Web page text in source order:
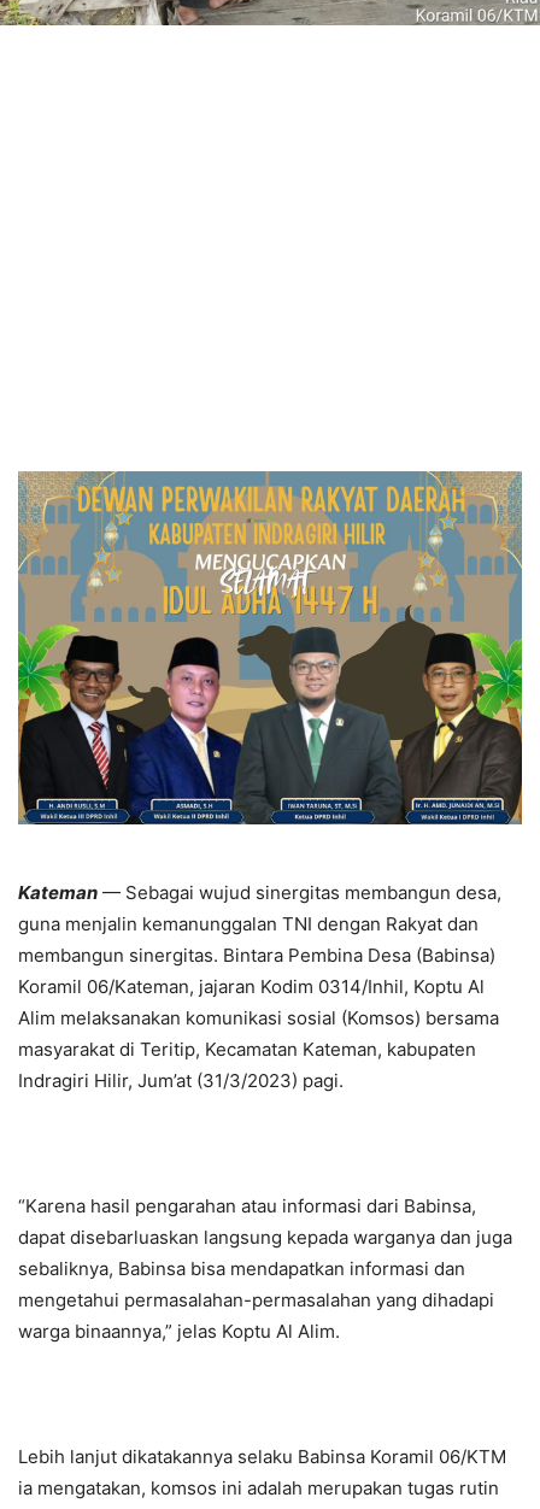
Kateman — Sebagai wujud sinergitas membangun desa,
guna menjalin kemanunggalan TNI dengan Rakyat dan
membangun sinergitas. Bintara Pembina Desa (Babinsa)
Koramil 06/Kateman, jajaran Kodim 0314/Inhil, Koptu Al
Alim melaksanakan komunikasi sosial (Komsos) bersama
masyarakat di Teritip, Kecamatan Kateman, kabupaten
Indragiri Hilir, Jum’at (31/3/2023) pagi.
“Karena hasil pengarahan atau informasi dari Babinsa,
dapat disebarluaskan langsung kepada warganya dan juga
sebaliknya, Babinsa bisa mendapatkan informasi dan
mengetahui permasalahan-permasalahan yang dihadapi
warga binaannya,” jelas Koptu Al Alim.
Lebih lanjut dikatakannya selaku Babinsa Koramil 06/KTM
ia mengatakan, komsos ini adalah merupakan tugas rutin